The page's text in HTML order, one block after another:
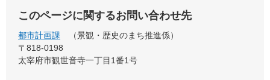
このページに関するお問い合わせ先
都市計画課
景観・歴史のまち推進係
〒818-0198
太宰府市観世音寺一丁目1番1号